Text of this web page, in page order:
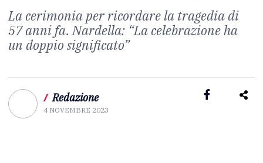
La cerimonia per ricordare la tragedia di
57 anni fa. Nardella: “La celebrazione ha
un doppio significato”
/ Redazione
4 NOVEMBRE 2023